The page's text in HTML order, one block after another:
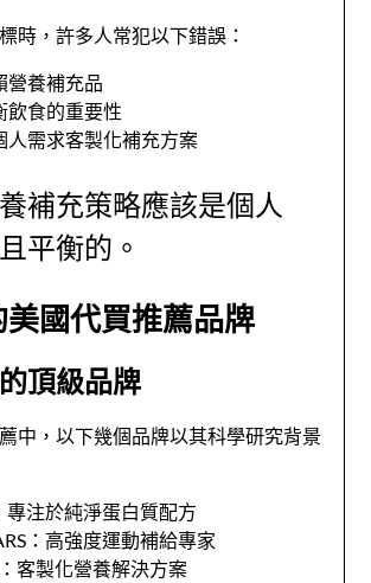
時，許多人常犯以下錯誤：
營養補充品
飲食的重要性
人需求客製化補充方案
補充策略應該是個人
平衡的。
國代買推薦品牌
頂級品牌
中，以下幾個品牌以其科學研究背景
專注於純淨蛋白質配方
：高強度運動補給專家
客製化營養解決方案